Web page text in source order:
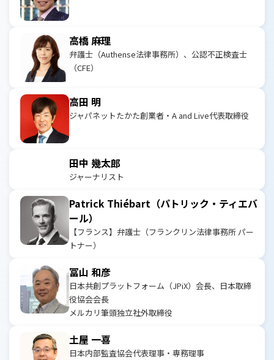
高橋 麻理
弁護士（Authense法律事務所）、公認不正検査士
（CFE）
高田 明
ジャパネットたかた創業者・A and Live代表取締役
田中 幾太郎
ジャーナリスト
Patrick Thiébart（パトリック・ティエバ
ール）
【フランス】弁護士（フランクリン法律事務所 パー
トナー）
冨山 和彦
日本共創プラットフォーム（JPiX）会長、日本取締
役協会会長
メルカリ筆頭独立社外取締役
土屋 一喜
日本内部監査協会代表理事・専務理事